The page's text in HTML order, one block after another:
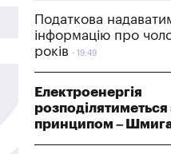
Податкова
інформацію про
років
19:49
Електроенергія
принципом –